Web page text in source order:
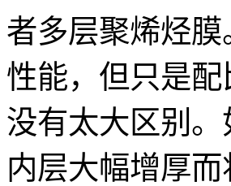
者多层聚烯烃
性能，但只是
没有太大区别
内层大幅增厚而